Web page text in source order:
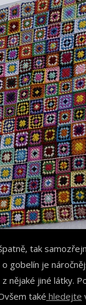
tak
gobelín je
nějaké jiné látky.
také hledejte